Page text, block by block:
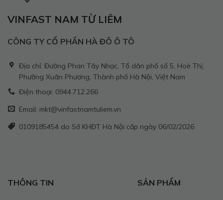
VINFAST NAM TỪ LIÊM
CÔNG TY CỔ PHẦN HÀ ĐÔ Ô TÔ
Địa chỉ: Đường Phan Tây Nhạc, Tổ dân phố số 5, Hoè Thị,
Phường Xuân Phương, Thành phố Hà Nội, Việt Nam
Điện thoại: 0944.712.266
Email: mkt@vinfastnamtuliem.vn
0109185454 do Sở KHĐT Hà Nội cấp ngày 06/02/2026
THÔNG TIN SẢN PHẨM